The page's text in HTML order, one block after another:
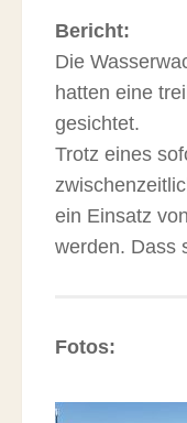
Bericht:
Die
hatten eine
gesichtet.
Trotz eines
ein Einsatz
werden. Dass
Fotos: